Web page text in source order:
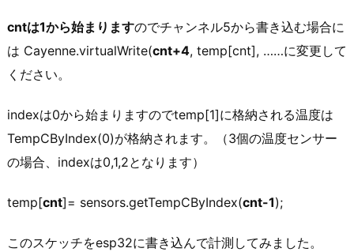
cntは1から始まりますのでチャンネル5から書き込む場合に
は Cayenne.virtualWrite(cnt+4, temp[cnt], ……に変更して
ください。
indexは0から始まりますのでtemp[1]に格納される温度は
TempCByIndex(0)が格納されます。（3個の温度センサー
の場合、indexは0,1,2となります）
temp[cnt]= sensors.getTempCByIndex(cnt-1);
このスケッチをesp32に書き込んで計測してみました。